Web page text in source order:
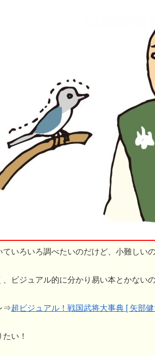
ていろいろ調べたいのだけど、小難しい
、ビジュアル的に分かり易い本とかない
⇒超ビジュアル！戦国武将大事典 [ 矢部
い！